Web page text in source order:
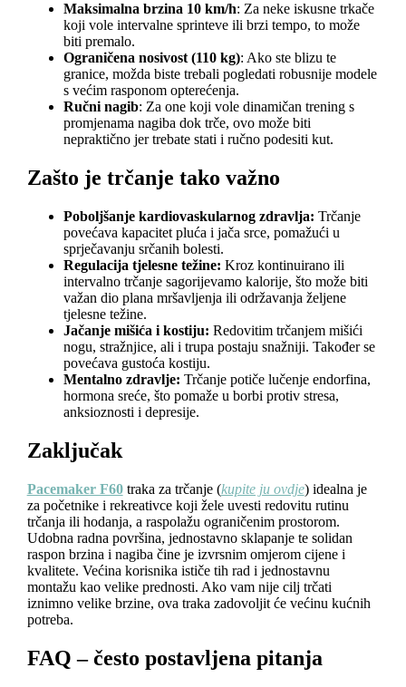
Maksimalna brzina 10 km/h: Za neke iskusne trkače
koji vole intervalne sprinteve ili brzi tempo, to može
biti premalo.
Ograničena nosivost (110 kg): Ako ste blizu te
granice, možda biste trebali pogledati robusnije modele
s većim rasponom opterećenja.
Ručni nagib: Za one koji vole dinamičan trening s
promjenama nagiba dok trče, ovo može biti
nepraktično jer trebate stati i ručno podesiti kut.
Zašto je trčanje tako važno
Poboljšanje kardiovaskularnog zdravlja: Trčanje
povećava kapacitet pluća i jača srce, pomažući u
sprječavanju srčanih bolesti.
Regulacija tjelesne težine: Kroz kontinuirano ili
intervalno trčanje sagorijevamo kalorije, što može biti
važan dio plana mršavljenja ili održavanja željene
tjelesne težine.
Jačanje mišića i kostiju: Redovitim trčanjem mišići
nogu, stražnjice, ali i trupa postaju snažniji. Također se
povećava gustoća kostiju.
Mentalno zdravlje: Trčanje potiče lučenje endorfina,
hormona sreće, što pomaže u borbi protiv stresa,
anksioznosti i depresije.
Zaključak
Pacemaker F60traka za trčanje (kupite ju ovdje) idealna je
za početnike i rekreativce koji žele uvesti redovitu rutinu
trčanja ili hodanja, a raspolažu ograničenim prostorom.
Udobna radna površina, jednostavno sklapanje te solidan
raspon brzina i nagiba čine je izvrsnim omjerom cijene i
kvalitete. Većina korisnika ističe tih rad i jednostavnu
montažu kao velike prednosti. Ako vam nije cilj trčati
iznimno velike brzine, ova traka zadovoljit će većinu kućnih
potreba.
FAQ – često postavljena pitanja